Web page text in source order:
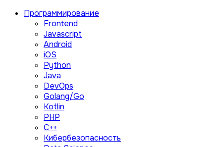
Программирование
Frontend
Javascript
Android
iOS
Python
Java
DevOps
Golang/Go
Kotlin
PHP
C++
Кибербезопасность